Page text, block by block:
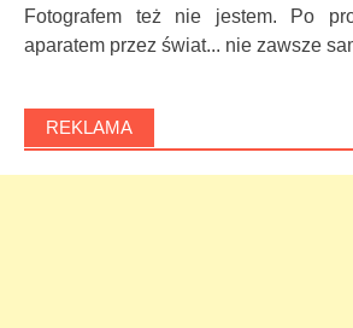
Fotografem też nie jestem. Po
aparatem przez świat... nie zawsze
REKLAMA